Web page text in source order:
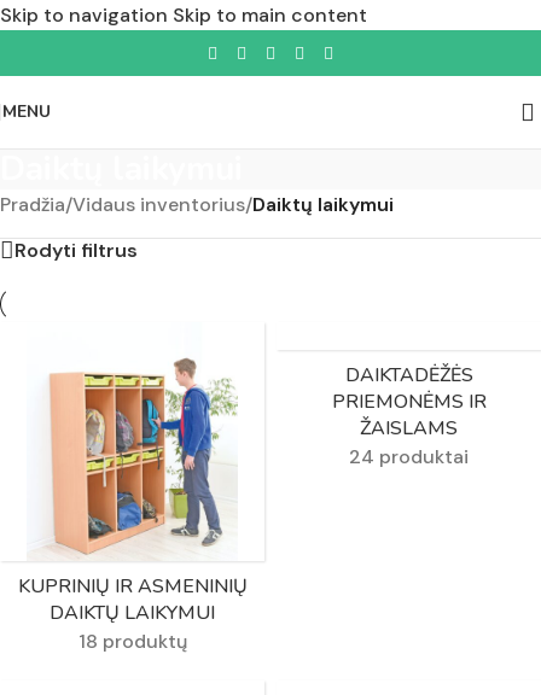
Skip to navigation Skip to main content
MENU
Pradžia/Vidaus inventorius/Daiktų laikymui
Rodyti filtrus
KUPRINIŲ IR ASMENINIŲ
DAIKTŲ LAIKYMUI
18 produktų
DAIKTADĖŽĖS
PRIEMONĖMS IR
ŽAISLAMS
24 produktai